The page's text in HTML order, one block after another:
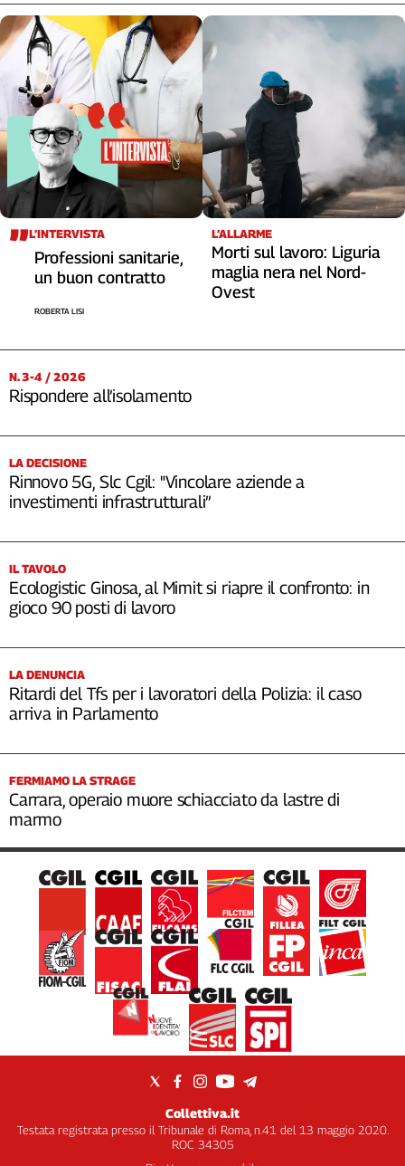
L’INTERVISTA
Professioni sanitarie,
un buon contratto
ROBERTA LISI
L’ALLARME
Morti sul lavoro: Liguria
maglia nera nel Nord-
Ovest
N. 3-4 / 2026
Rispondere all’isolamento
LA DECISIONE
Rinnovo 5G, Slc Cgil: "Vincolare aziende a
investimenti infrastrutturali”
IL TAVOLO
Ecologistic Ginosa, al Mimit si riapre il confronto: in
gioco 90 posti di lavoro
LA DENUNCIA
Ritardi del Tfs per i lavoratori della Polizia: il caso
arriva in Parlamento
FERMIAMO LA STRAGE
Carrara, operaio muore schiacciato da lastre di
marmo
Collettiva.it
Testata registrata presso il Tribunale di Roma, n.41 del 13 maggio 2020.
ROC 34305